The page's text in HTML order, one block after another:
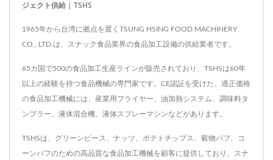
ジェクト供給 | TSHS
1965年から台湾に拠点を置くTSUNG HSING FOOD MACHINERY
CO., LTD.は、スナック食品業界の食品加工設備の供給業者です。
65カ国で500の食品加工生産ラインが販売されており、TSHSは60年
以上の経験を持つ食品機械の専門家です。CE認証を受けた、適正価格
の食品加工機械には、産業用フライヤー、油加熱システム、調味料タ
ンブラー、液体混合機、液体スプレーマシンなどがあります。
TSHSは、グリーンピース、ナッツ、ポテトチップス、穀物パフ、コ
ーンパフのための高品質な食品加工機械を顧客に提供しており、スナ